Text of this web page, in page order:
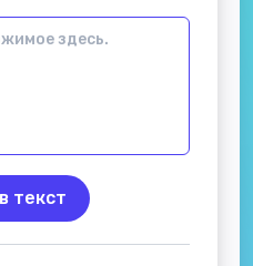
текст